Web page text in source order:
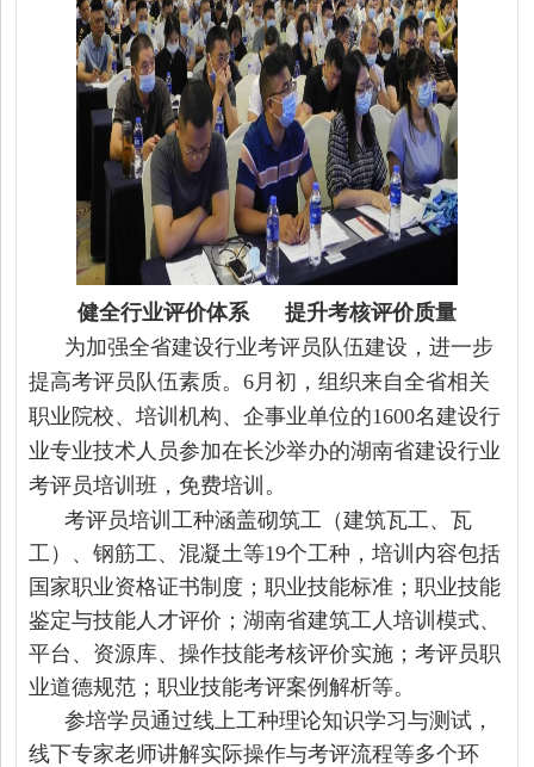
健全行业评价体系 提升考核评价质量
为加强全省建设行业考评员队伍建设，进一步
提高考评员队伍素质。6月初，组织来自全省相关
职业院校、培训机构、企事业单位的1600名建设行
业专业技术人员参加在长沙举办的湖南省建设行业
考评员培训班，免费培训。
考评员培训工种涵盖砌筑工（建筑瓦工、瓦
工）、钢筋工、混凝土等19个工种，培训内容包括
国家职业资格证书制度；职业技能标准；职业技能
鉴定与技能人才评价；湖南省建筑工人培训模式、
平台、资源库、操作技能考核评价实施；考评员职
业道德规范；职业技能考评案例解析等。
参培学员通过线上工种理论知识学习与测试，
线下专家老师讲解实际操作与考评流程等多个环